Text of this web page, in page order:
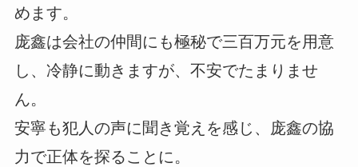
めます。
庞鑫は会社の仲間にも極秘で三百万元を用意
し、冷静に動きますが、不安でたまりませ
ん。
安寧も犯人の声に聞き覚えを感じ、庞鑫の協
力で正体を探ることに。